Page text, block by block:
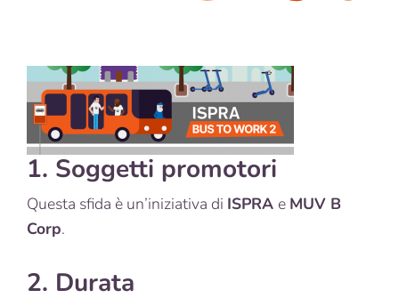
1. Soggetti promotori
Questa sfida è un’iniziativa di ISPRA e MUV B
Corp.
2. Durata